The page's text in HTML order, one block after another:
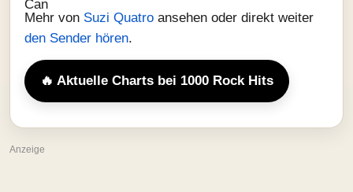
Mehr von Suzi Quatro ansehen oder direkt weiter
den Sender hören.
🔥 Aktuelle Charts bei 1000 Rock Hits
Anzeige